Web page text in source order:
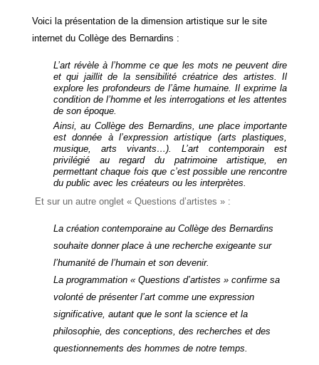
Voici la présentation de la dimension artistique sur le site
internet du Collège des Bernardins :
L’art révèle à l’homme ce que les mots ne peuvent dire
et qui jaillit de la sensibilité créatrice des artistes. Il
explore les profondeurs de l’âme humaine. Il exprime la
condition de l’homme et les interrogations et les attentes
de son époque.
Ainsi, au Collège des Bernardins, une place importante
est donnée à l’expression artistique (arts plastiques,
musique, arts vivants…). L’art contemporain est
privilégié au regard du patrimoine artistique, en
permettant chaque fois que c’est possible une rencontre
du public avec les créateurs ou les interprètes.
Et sur un autre onglet « Questions d’artistes » :
La création contemporaine au Collège des Bernardins
souhaite donner place à une recherche exigeante sur
l’humanité de l’humain et son devenir.
La programmation « Questions d’artistes »confirme sa
volonté de présenter l’art comme une expression
significative, autant que le sont la science et la
philosophie, des conceptions, des recherches et des
questionnements des hommes de notre temps.